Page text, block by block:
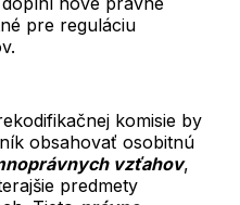
pre reguláciu
komisie by
obsahovať osobitnú
vzťahov,
predmety